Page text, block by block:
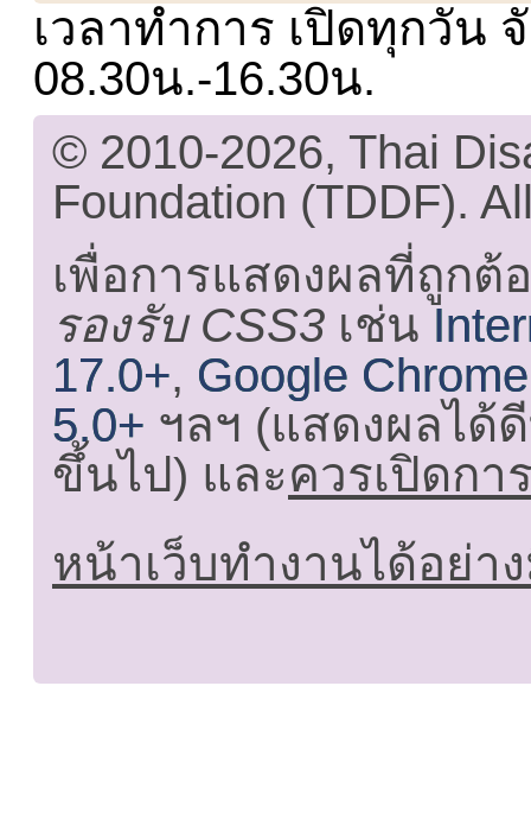
เวลาทำการ เปิดทุกวัน
08.30น.-16.30น.
© 2010-2026, Thai
Foundation (TDDF).
เพื่อการแสดงผลที่ถูกต้
รองรับ CSS3 เช่น
17.0+, Google
5.0+ ฯลฯ (แสดงผลได้
ขึ้นไป) และควรเปิดกา
หน้าเว็บทำงานได้อย่า